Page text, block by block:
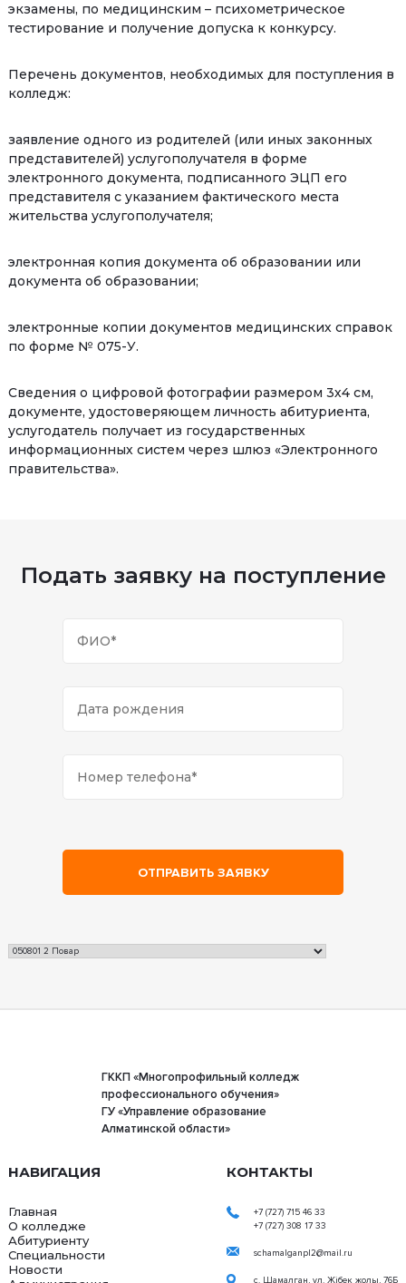
экзамены, по медицинским – психометрическое
тестирование и получение допуска к конкурсу.
Перечень документов, необходимых для поступления в
колледж:
заявление одного из родителей (или иных законных
представителей) услугополучателя в форме
электронного документа, подписанного ЭЦП его
представителя с указанием фактического места
жительства услугополучателя;
электронная копия документа об образовании или
документа об образовании;
электронные копии документов медицинских справок
по форме № 075-У.
Сведения о цифровой фотографии размером 3х4 см,
документе, удостоверяющем личность абитуриента,
услугодатель получает из государственных
информационных систем через шлюз «Электронного
правительства».
Подать заявку на поступление
ГККП «Многопрофильный колледж
профессионального обучения»
ГУ «Управление образование
Алматинской области»
НАВИГАЦИЯ
Главная
О колледже
Абитуриенту
Специальности
Новости
КОНТАКТЫ
+7 (727) 715 46 33
+7 (727) 308 17 33
schamalganpl2@mail.ru
с. Шамалган, ул. Жібек жолы, 76Б